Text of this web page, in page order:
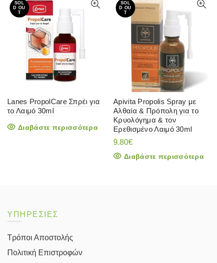
SOL
D OU
T
Lanes PropolCare Σπρέι για
το Λαιμό 30ml
Διαβάστε περισσότερα
SOL
D OU
T
Apivita Propolis Spray με
Αλθαία & Πρόπολη για το
Κρυολόγημα & τον
Ερεθισμένο Λαιμό 30ml
9.80€
Διαβάστε περισσότερα
ΥΠΗΡΕΣΙΕΣ
Τρόποι Αποστολής
Πολιτική Επιστροφών